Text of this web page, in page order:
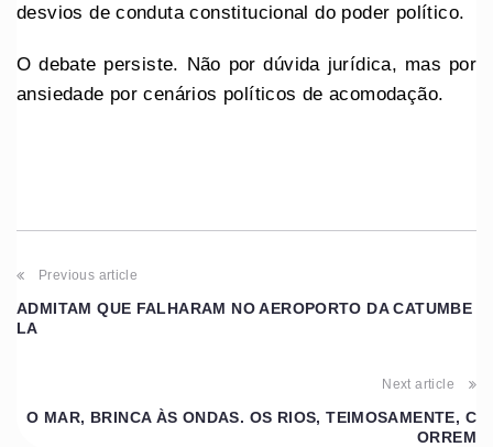
desvios de conduta constitucional do poder político.
O debate persiste. Não por dúvida jurídica, mas por
ansiedade por cenários políticos de acomodação.
Previous article
ADMITAM QUE FALHARAM NO AEROPORTO DA CATUMBE
LA
Next article
O MAR, BRINCA ÀS ONDAS. OS RIOS, TEIMOSAMENTE, C
ORREM